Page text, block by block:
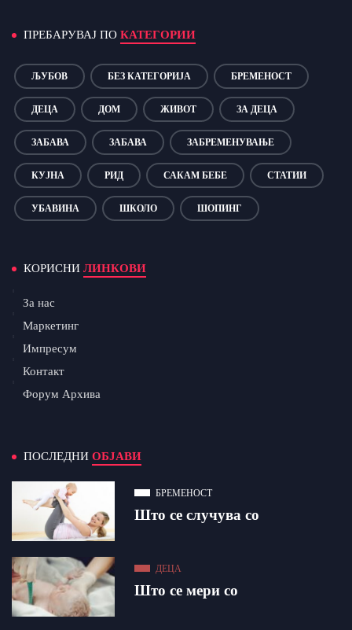
ПРЕБАРУВАЈ ПО КАТЕГОРИИ
ЉУБОВ БЕЗ КАТЕГОРИЈА БРЕМЕНОСТ
ДЕЦА ДОМ ЖИВОТ ЗА ДЕЦА
ЗАБАВА ЗАБАВА ЗАБРЕМЕНУВАЊЕ
КУЈНА РИД САКАМ БЕБЕ СТАТИИ
УБАВИНА ШКОЛО ШОПИНГ
КОРИСНИ ЛИНКОВИ
За нас
Маркетинг
Импресум
Контакт
Форум Архива
ПОСЛЕДНИ ОБЈАВИ
БРЕМЕНОСТ
Што се случува со
ДЕЦА
Што се мери со